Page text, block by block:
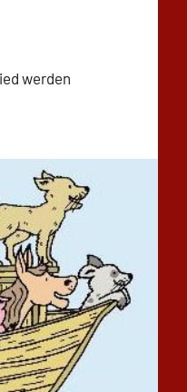
werden